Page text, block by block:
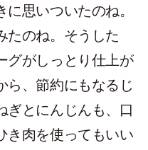
思いついたのね。
たのね。そうした
グがしっとり仕上が
ら、節約にもなるじ
ぎとにんじんも、口
き肉を使ってもいい